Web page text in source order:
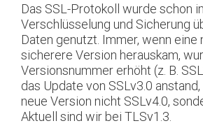
Das SSL-Protokoll wurde schon
Verschlüsselung und Sicherung
Daten genutzt. Immer, wenn eine
sicherere Version herauskam,
Versionsnummer erhöht (z. B.
das Update von SSLv3.0
neue Version nicht SSLv4.0,
Aktuell sind wir bei TLSv1.3.